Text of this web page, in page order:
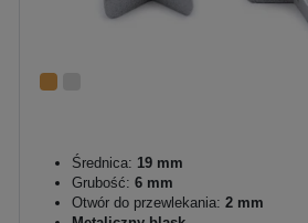
Średnica: 19 mm
Grubość: 6 mm
Otwór do przewlekania: 2 mm